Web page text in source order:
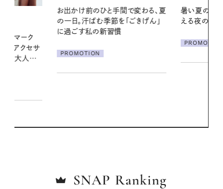
暑い夏のナイトルーティン。私を整
える夜の爽やかご褒美ケア
真夏に向け
やりジェルと
ア
SNAP Ranking